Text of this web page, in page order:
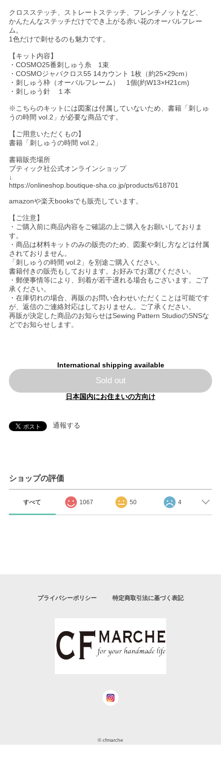
クロスステッチ、ストレートステッチ、フレンチノットなど、
かんたんなステッチだけででき上がる赤い花のオーバルフレー
ム。
1色だけで刺せるのも魅力です。
【キット内容】
・COSMO25番刺しゅう糸 1束
・COSMOジャバクロス55 14カウント 1枚（約25×29cm）
・刺しゅう枠（オーバルフレーム） 1個(約W13×H21cm)
・刺しゅう針 １本
※こちらのキットには図案は付属していないため、書籍「刺しゅ
うの時間 vol.2」が必要な商品です。
【ご用意いただくもの】
書籍「刺しゅうの時間 vol.2」
書籍販売場所
ブティック社公式オンラインショップ
↓
https://onlineshop.boutique-sha.co.jp/products/618701
amazonや楽天booksでも販売しています。
【ご注意】
・ご購入前に商品内容をご確認の上ご購入をお願いしておりま
す。
・商品は材料キットのみの販売のため、図案や刺し方などは付属
されておりません。
「刺しゅうの時間 vol.2」を別途ご購入ください。
書籍付きの販売もしております。お好みでお選びください。
・郵便事情等により、到着が若干遅れる場合もございます。ご了
承ください。
・在庫切れの場合、再販のお問い合わせいただくことは可能です
が、返信のご連絡対応はしておりません。ご了承ください。
再販が決定した商品のお知らせはSewing Pattern StudioのSNSな
どでお知らせします。
International shipping available
Sold out
日本国内にお住まいの方向け
通報する
ショップの評価
すべて 1067 50 4
プライバシーポリシー 特定商取引法に基づく表記
© cfmarche